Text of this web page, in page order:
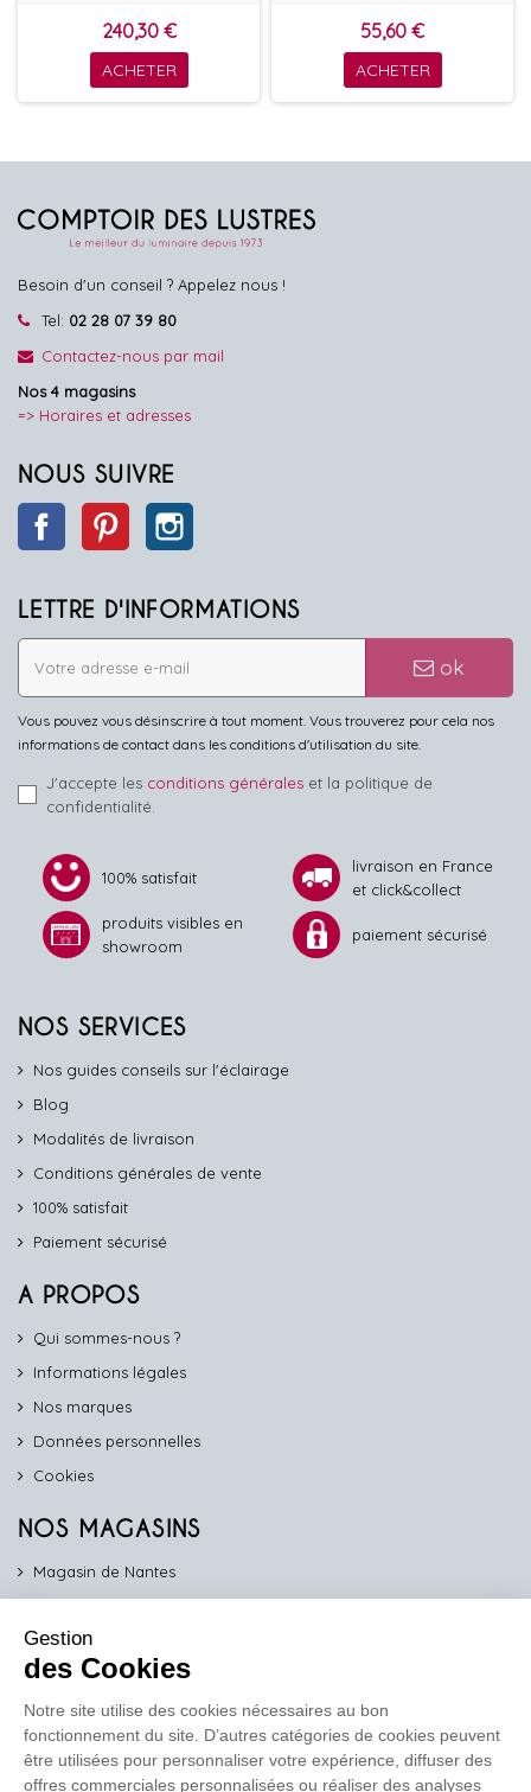
240,30 €
ACHETER
55,60 €
ACHETER
Besoin d'un conseil ? Appelez nous !
Tel: 02 28 07 39 80
Contactez-nous par mail
Nos 4 magasins
=> Horaires et adresses
NOUS SUIVRE
Facebook Pinterest
LETTRE D'INFORMATIONS
ok
Vous pouvez vous désinscrire à tout moment. Vous trouverez pour cela nos
informations de contact dans les conditions d'utilisation du site.
J'accepte les conditions générales et la politique de
confidentialité.
100% satisfait
livraison en France
et click&collect
produits visibles en
showroom
paiement sécurisé
NOS SERVICES
Nos guides conseils sur l'éclairage
Blog
Modalités de livraison
Conditions générales de vente
100% satisfait
Paiement sécurisé
A PROPOS
Qui sommes-nous ?
Informations légales
Nos marques
Données personnelles
Cookies
NOS MAGASINS
Magasin de Nantes
Magasin de Vannes
Magasin d'Orléans
COMPTOIR PRO
Gestion
des Cookies
Notre site utilise des cookies nécessaires au bon
fonctionnement du site. D’autres catégories de cookies peuvent
être utilisées pour personnaliser votre expérience, diffuser des
offres commerciales personnalisées ou réaliser des analyses